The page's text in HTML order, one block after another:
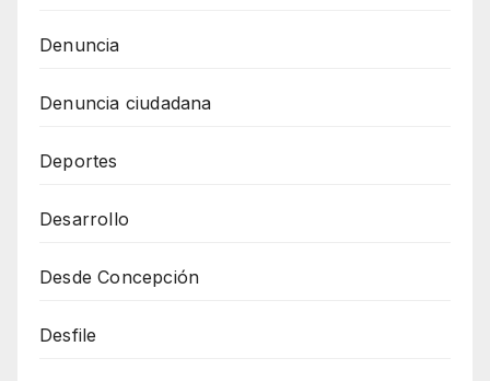
Denuncia
Denuncia ciudadana
Deportes
Desarrollo
Desde Concepción
Desfile